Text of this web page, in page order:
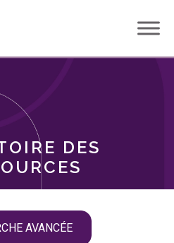
DES
AVANCÉE